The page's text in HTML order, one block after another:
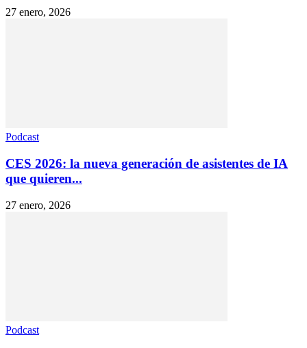
27 enero, 2026
Podcast
CES 2026: la nueva generación de asistentes de IA
que quieren...
27 enero, 2026
Podcast